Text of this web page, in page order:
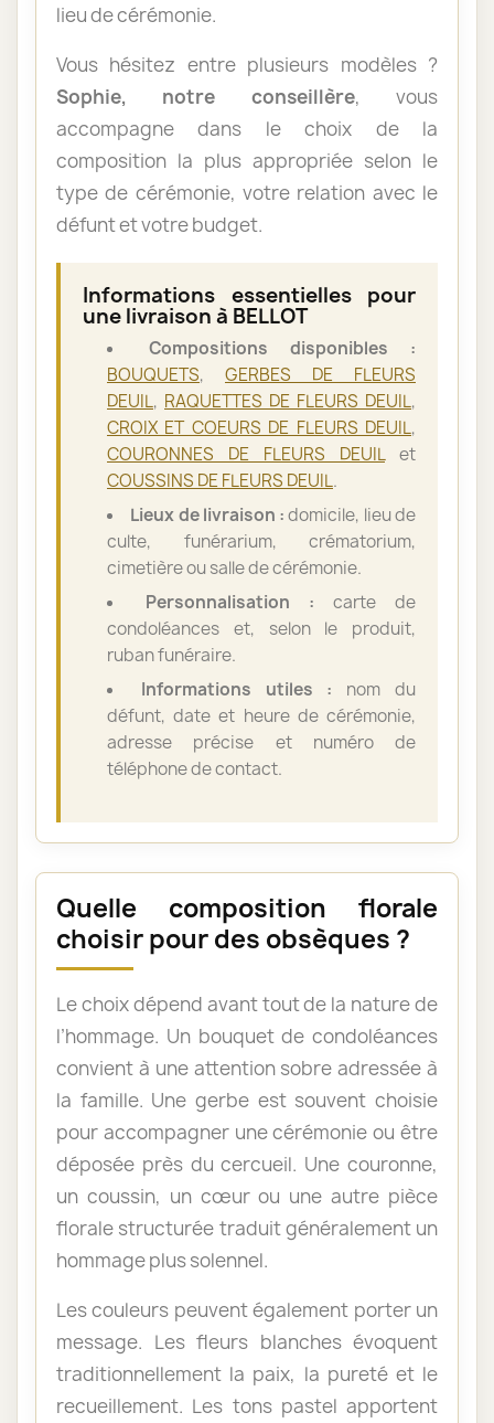
lieu de cérémonie.
Vous hésitez entre plusieurs modèles ?
Sophie, notre conseillère, vous
accompagne dans le choix de la
composition la plus appropriée selon le
type de cérémonie, votre relation avec le
défunt et votre budget.
Informations essentielles pour
une livraison à BELLOT
Compositions disponibles :
BOUQUETS, GERBES DE FLEURS
DEUIL, RAQUETTES DE FLEURS DEUIL,
CROIX ET COEURS DE FLEURS DEUIL,
COURONNES DE FLEURS DEUILet
COUSSINS DE FLEURS DEUIL.
Lieux de livraison :domicile, lieu de
culte, funérarium, crématorium,
cimetière ou salle de cérémonie.
Personnalisation : carte de
condoléances et, selon le produit,
ruban funéraire.
Informations utiles : nom du
défunt, date et heure de cérémonie,
adresse précise et numéro de
téléphone de contact.
Quelle composition florale
choisir pour des obsèques ?
Le choix dépend avant tout de la nature de
l’hommage. Un bouquet de condoléances
convient à une attention sobre adressée à
la famille. Une gerbe est souvent choisie
pour accompagner une cérémonie ou être
déposée près du cercueil. Une couronne,
un coussin, un cœur ou une autre pièce
florale structurée traduit généralement un
hommage plus solennel.
Les couleurs peuvent également porter un
message. Les fleurs blanches évoquent
traditionnellement la paix, la pureté et le
recueillement. Les tons pastel apportent